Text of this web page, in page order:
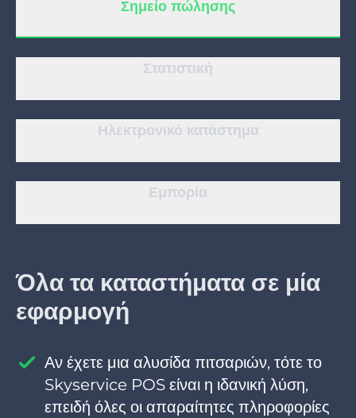
Σαλόνι μανικιούρ
Κοσμητολογία
Σημείο πώλησης
Στατιστική
Ηλεκτρονικό κατάστημα
Εμπορία
Όλα τα καταστήματα σε μία
εφαρμογή
Αν έχετε μια αλυσίδα πιτσαριών, τότε το
Skyservice POS είναι η ιδανική λύση,
επειδή όλες οι απαραίτητες πληροφορίες